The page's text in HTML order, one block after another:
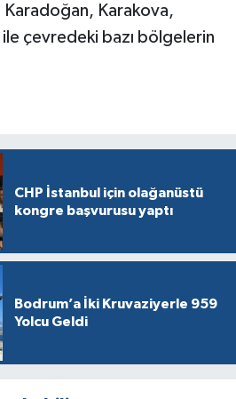
Karakova,
çevredeki bazı bölgelerin
CHP İstanbul için olağanüstü
kongre başvurusu yaptı
Bodrum’a İki Kruvaziyerle 959
Yolcu Geldi